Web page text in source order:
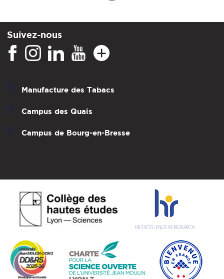
Suivez-nous
Manufacture des Tabacs
Campus des Quais
Campus de Bourg-en-Bresse